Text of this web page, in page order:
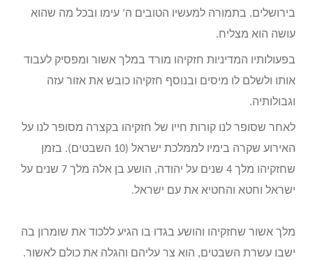
בירושלים. בתמורה למעשיו הטובים ה’ עימו ובכל מה שהוא
עושה הוא מצליח.
בפעולותיו המדיניות חזקיהו מורד במלך אשור ומפסיק לעבוד
אותו ולשלם לו מיסים ובנוסף חזקיהו כובש את אזור עזה
וגבולותיה.
לאחר שסופר לנו קורות חייו של חזקיהו בקצרה מסופר לנו על
האירוע שקרה בימיו לממלכת ישראל (10 השבטים). בזמן
שחזקיהו מלך 4 שנים על יהודה, הושע בן אלה מלך 7 שנים על
ישראל וחטא והחטיא את עם ישראל.
מלך אשור שחזקיהו והושע בגדו בו הגיע ללכוד את שומרון בה
ישבו עשרת השבטים, הוא צר עליהם והגלה את כולם לאשור.